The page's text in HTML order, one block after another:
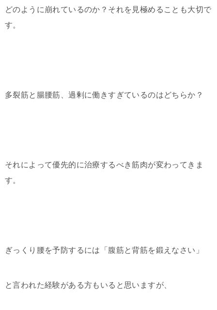
どのように崩れているのか？それを見極めることも大切で
す。
多裂筋と腸腰筋、過剰に働きすぎているのはどちらか？
それによって優先的に治療するべき筋肉が変わってきま
す。
ぎっくり腰を予防するには「腹筋と背筋を鍛えなさい」
と言われた経験がある方もいると思いますが、